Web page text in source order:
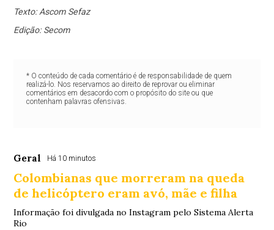
Texto: Ascom Sefaz
Edição: Secom
* O conteúdo de cada comentário é de responsabilidade de quem
realizá-lo. Nos reservamos ao direito de reprovar ou eliminar
comentários em desacordo com o propósito do site ou que
contenham palavras ofensivas.
Geral Há 10 minutos
Colombianas que morreram na queda
de helicóptero eram avó, mãe e filha
Informação foi divulgada no Instagram pelo Sistema Alerta
Rio